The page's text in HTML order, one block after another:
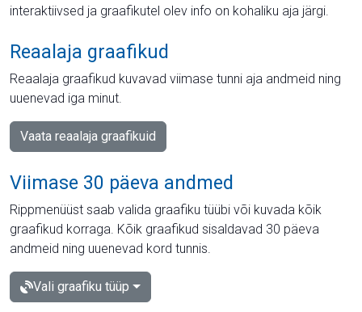
interaktiivsed ja graafikutel olev info on kohaliku aja järgi.
Reaalaja graafikud
Reaalaja graafikud kuvavad viimase tunni aja andmeid ning
uuenevad iga minut.
Vaata reaalaja graafikuid
Viimase 30 päeva andmed
Rippmenüüst saab valida graafiku tüübi või kuvada kõik
graafikud korraga. Kõik graafikud sisaldavad 30 päeva
andmeid ning uuenevad kord tunnis.
Vali graafiku tüüp